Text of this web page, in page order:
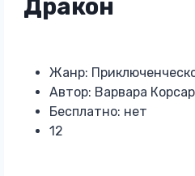
Дракон
Жанр:
Автор: Варвара
Бесплатно: нет
12